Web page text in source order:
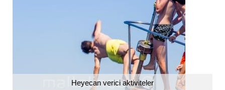
Heyecan verici aktiviteler